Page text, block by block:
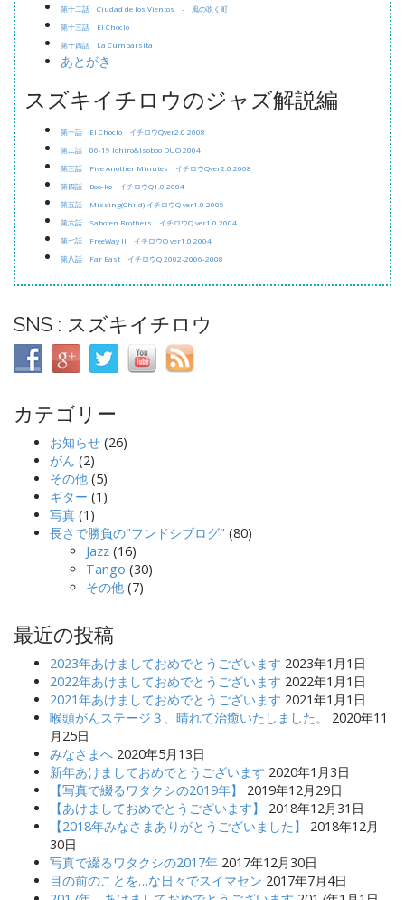
第十二話 Ciudad de los Vientos - 風の吹く町
第十三話 El Choclo
第十四話 La Cumparsita
あとがき
スズキイチロウのジャズ解説編
第一話 El Choclo イチロウQver2.0 2008
第二話 06-19 Ichiro&Isoboo DUO 2004
第三話 Five Another Minutes イチロウQver2.0 2008
第四話 Boo-ko イチロウQ1.0 2004
第五話 Missing(Child) イチロウQ ver1.0 2005
第六話 Saboten Brothers イチロウQ ver1.0 2004
第七話 FreeWay II イチロウQ ver1.0 2004
第八話 Far East イチロウQ 2002-2006-2008
SNS : スズキイチロウ
カテゴリー
お知らせ (26)
がん (2)
その他 (5)
ギター (1)
写真 (1)
長さで勝負の"フンドシブログ" (80)
Jazz (16)
Tango (30)
その他 (7)
最近の投稿
2023年あけましておめでとうございます 2023年1月1日
2022年あけましておめでとうございます 2022年1月1日
2021年あけましておめでとうございます 2021年1月1日
喉頭がんステージ３、晴れて治癒いたしました。
2020年11
月25日
みなさまへ 2020年5月13日
新年あけましておめでとうございます 2020年1月3日
【写真で綴るワタクシの2019年】
2019年12月29日
【あけましておめでとうございます】
2018年12月31日
【2018年みなさまありがとうございました】
2018年12月
30日
写真で綴るワタクシの2017年 2017年12月30日
目の前のことを…な日々でスイマセン 2017年7月4日